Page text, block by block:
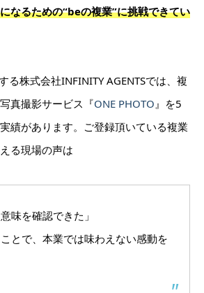
なるための“beの複業”に挑戦できてい
る株式会社INFINITY AGENTSでは、複
真撮影サービス『ONE PHOTO 』を5
績があります。ご登録頂いている複業
る現場の声は
味を確認できた」
ことで、本業では味わえない感動を